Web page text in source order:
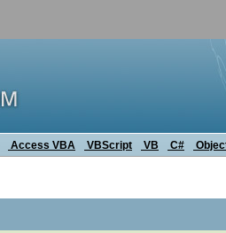
Access VBA VBScript VB C#